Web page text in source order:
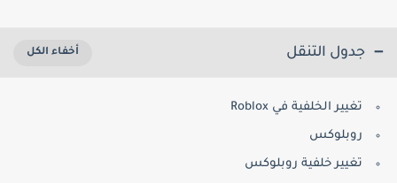
جدول التنقل
تغيير الخلفية في Roblox
روبلوكس
تغيير خلفية روبلوكس